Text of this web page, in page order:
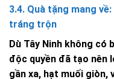
3.4. Quà tặng mang
tráng trộn
Dù Tây Ninh không có
độc quyền đã tạo nên
gần xa, hạt muối giòn,